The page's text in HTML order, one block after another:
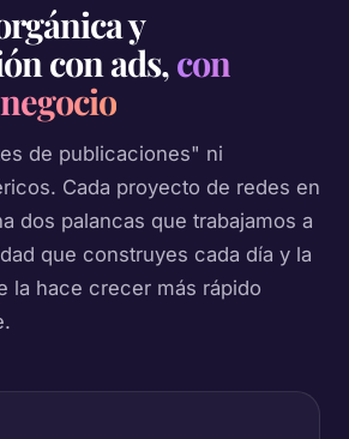
y
con ads,con
de publicaciones" ni
Cada proyecto de redes en
dos palancas que trabajamos a
que construyes cada día y la
la hace crecer más rápido